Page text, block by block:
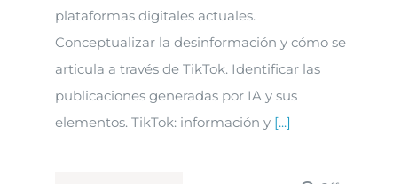
plataformas digitales actuales.
Conceptualizar la desinformación y cómo se
articula a través de TikTok. Identificar las
publicaciones generadas por IA y sus
elementos. TikTok: información y[...]